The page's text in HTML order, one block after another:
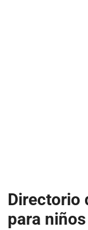
Directorio
para